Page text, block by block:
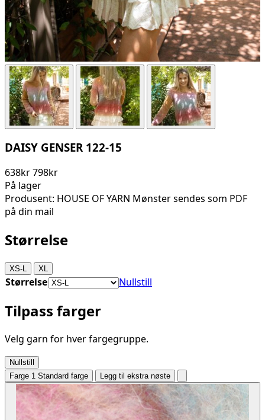
DAISY GENSER 122-15
638kr798kr
På lager
Produsent: HOUSE OF YARN Mønster sendes som PDF
på din mail
Størrelse
XS-L XL
Størrelse Nullstill
Tilpass farger
Velg garn for hver fargegruppe.
Nullstill
Farge 1 Standard farge Legg til ekstra nøste